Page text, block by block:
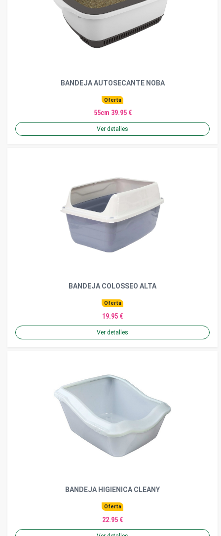
BANDEJA AUTOSECANTE NOBA
Oferta
55cm 39.95 €
Ver detalles
BANDEJA COLOSSEO ALTA
Oferta
19.95 €
Ver detalles
BANDEJA HIGIENICA CLEANY
Oferta
22.95 €